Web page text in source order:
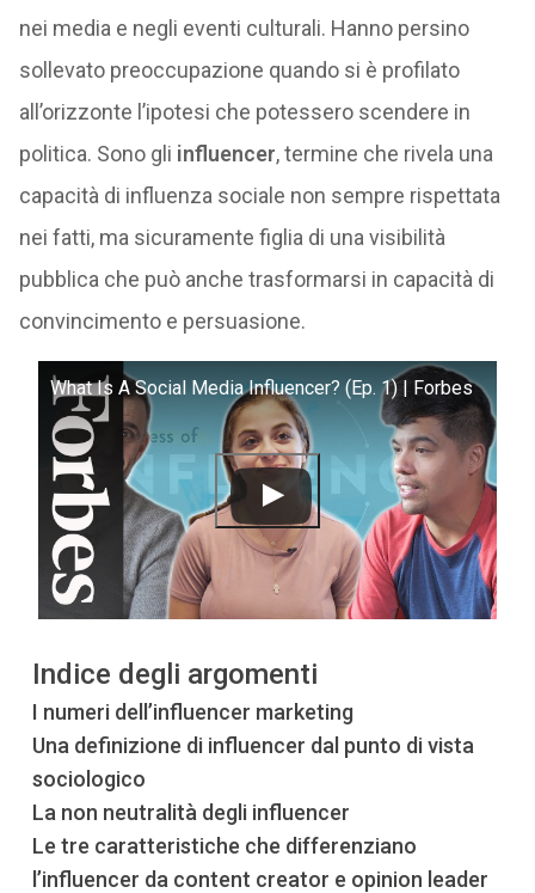
nei media e negli eventi culturali. Hanno persino
sollevato preoccupazione quando si è profilato
all’orizzonte l’ipotesi che potessero scendere in
politica. Sono gli influencer, termine che rivela una
capacità di influenza sociale non sempre rispettata
nei fatti, ma sicuramente figlia di una visibilità
pubblica che può anche trasformarsi in capacità di
convincimento e persuasione.
What Is A Social Media Influencer? (Ep. 1) | Forbes
Indice degli argomenti
I numeri dell’influencer marketing
Una definizione di influencer dal punto di vista
sociologico
La non neutralità degli influencer
Le tre caratteristiche che differenziano
l’influencer da content creator e opinion leader